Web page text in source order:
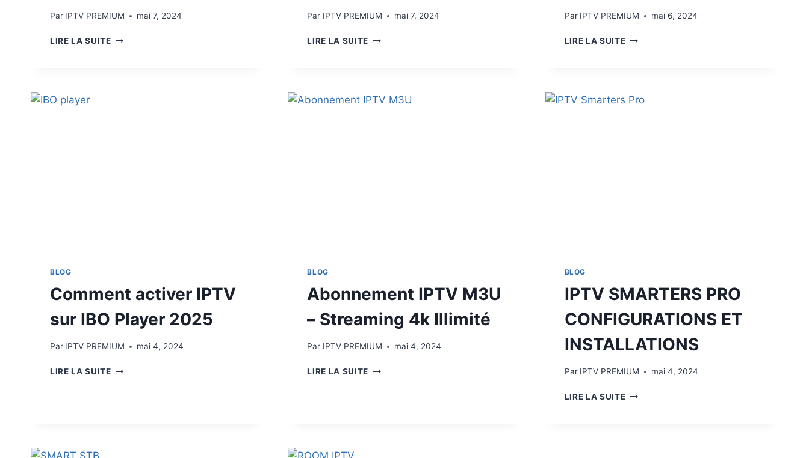
Par IPTV PREMIUM mai 7, 2024
LIRE LA SUITE
Par IPTV PREMIUM mai 7, 2024
LIRE LA SUITE
Par IPTV PREMIUM mai 6, 2024
LIRE LA SUITE
BLOG
Comment activer IPTV
sur IBO Player 2025
Par IPTV PREMIUM mai 4, 2024
LIRE LA SUITE
BLOG
Abonnement IPTV M3U
– Streaming 4k Illimité
Par IPTV PREMIUM mai 4, 2024
LIRE LA SUITE
BLOG
IPTV SMARTERS PRO
CONFIGURATIONS ET
INSTALLATIONS
Par IPTV PREMIUM mai 4, 2024
LIRE LA SUITE